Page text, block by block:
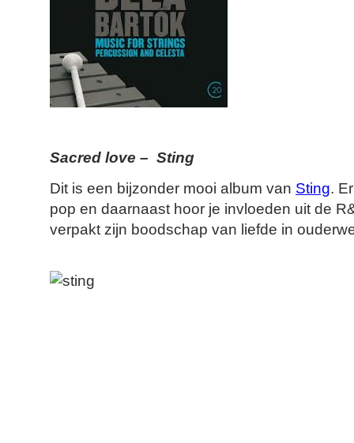
Sacred love – Sting
Dit is een bijzonder mooi album van Sting.
pop en daarnaast hoor je invloeden uit de
verpakt zijn boodschap van liefde in